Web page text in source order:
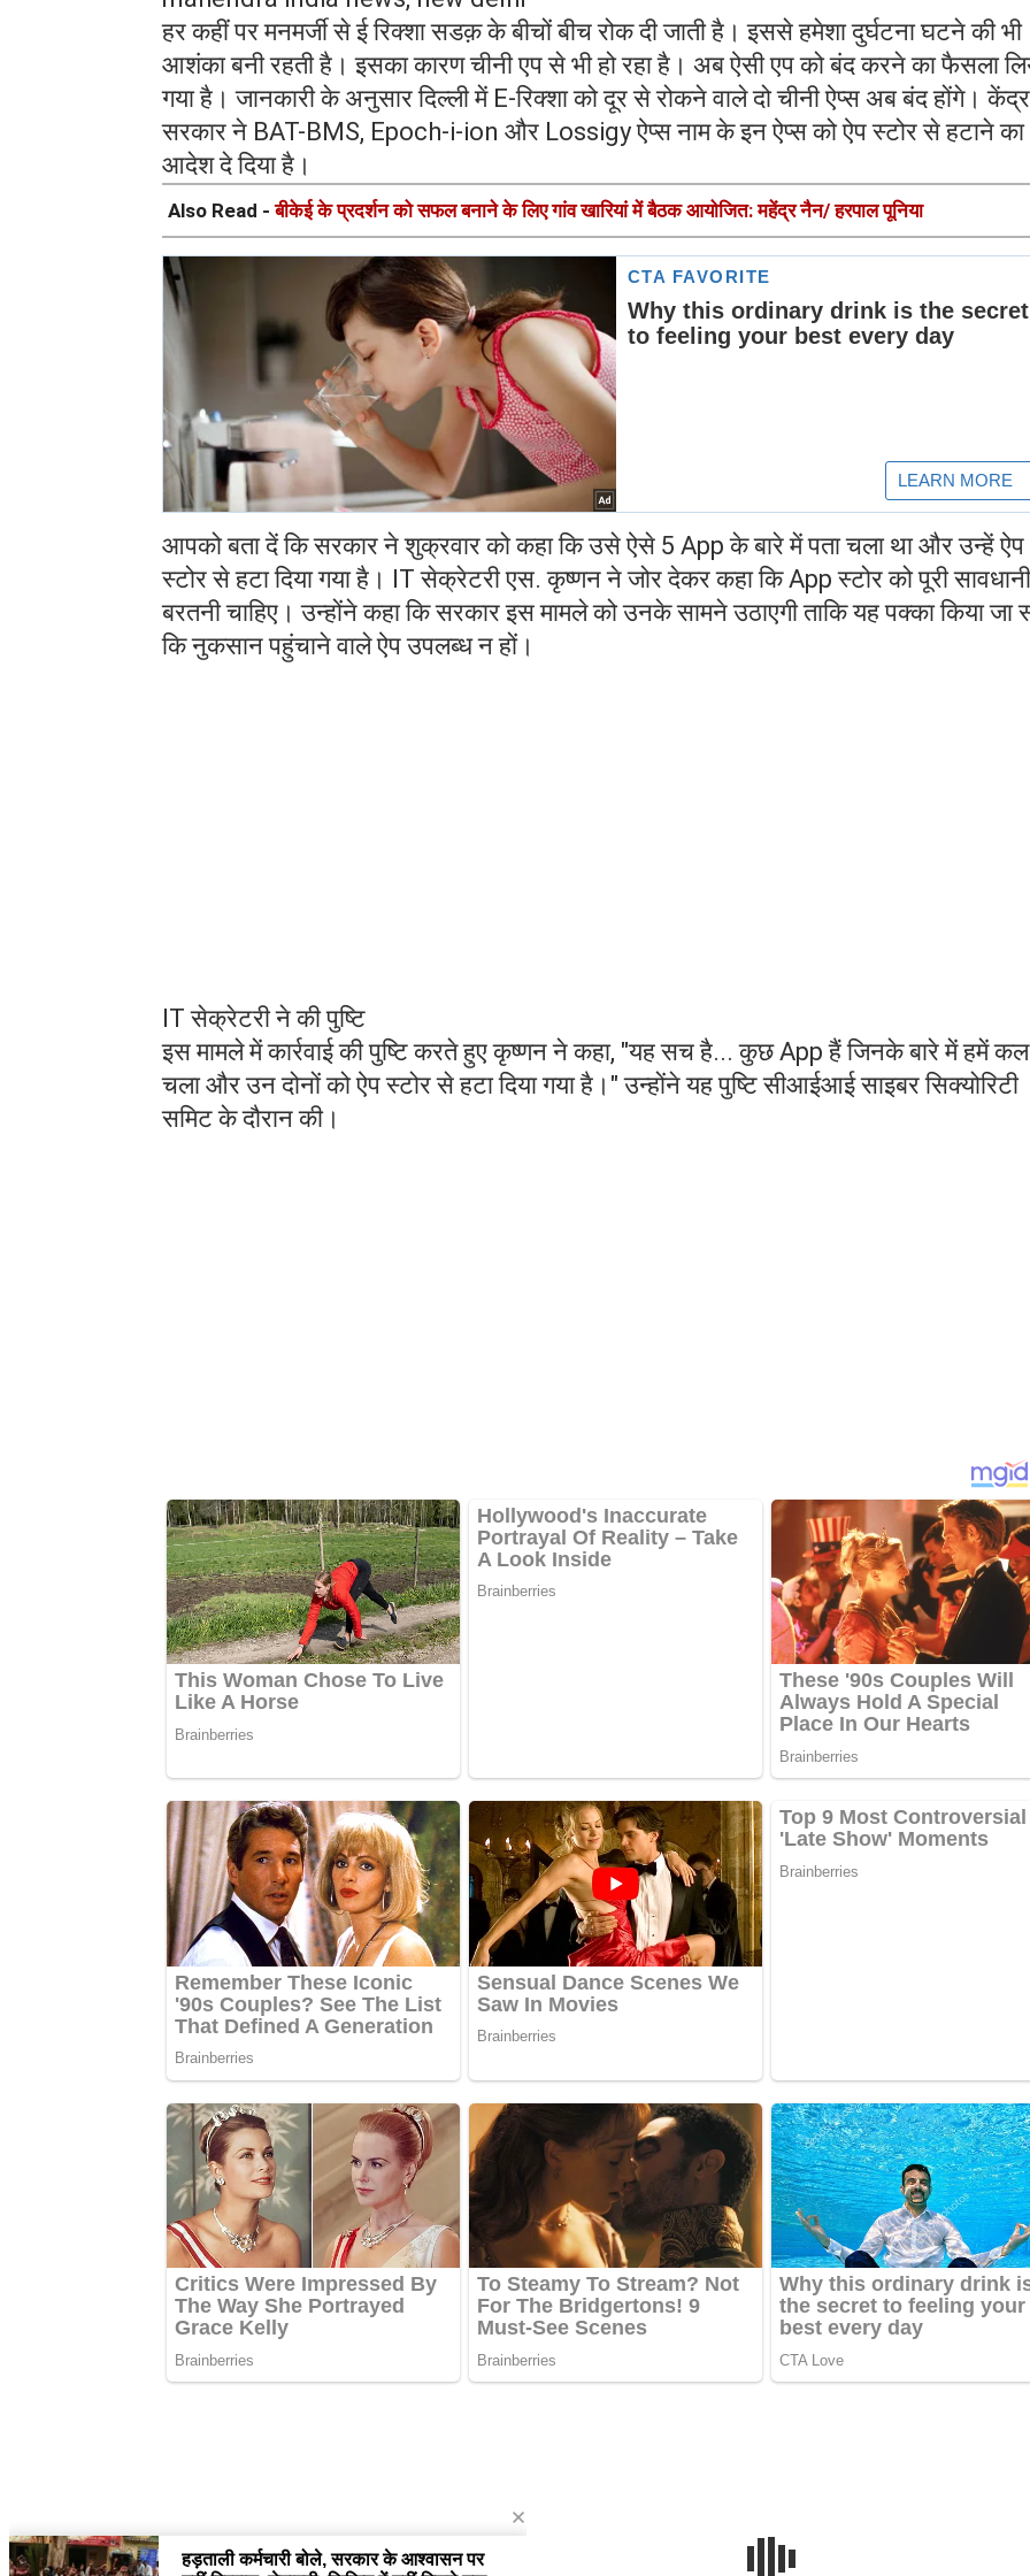
हर कहीं पर मनमर्जी से ई रिक्शा सडक़ के बीचों बीच रोक दी जाती है। इससे हमेशा दुर्घटना घटने की भी
आशंका बनी रहती है। इसका कारण चीनी एप से भी हो रहा है। अब ऐसी एप को बंद करने का फैसला
गया है। जानकारी के अनुसार दिल्ली में E-रिक्शा को दूर से रोकने वाले दो चीनी ऐप्स अब बंद होंगे। केंद्र
सरकार ने BAT-BMS, Epoch-i-ion और Lossigy ऐप्स नाम के इन ऐप्स को ऐप स्टोर से हटाने का
आदेश दे दिया है।
Also Read -बीकेई के प्रदर्शन को सफल बनाने के लिए गांव खारियां में बैठक आयोजित: महेंद्र नैन/ हरपाल पूनिया
आपको बता दें कि सरकार ने शुक्रवार को कहा कि उसे ऐसे 5 App के बारे में पता चला था और उन्हें ऐप
स्टोर से हटा दिया गया है। IT सेक्रेटरी एस. कृष्णन ने जोर देकर कहा कि App स्टोर को पूरी सावधानी
बरतनी चाहिए। उन्होंने कहा कि सरकार इस मामले को उनके सामने उठाएगी ताकि यह पक्का किया जा
कि नुकसान पहुंचाने वाले ऐप उपलब्ध न हों।
IT सेक्रेटरी ने की पुष्टि
इस मामले में कार्रवाई की पुष्टि करते हुए कृष्णन ने कहा, "यह सच है... कुछ App हैं जिनके बारे में हमें कल
चला और उन दोनों को ऐप स्टोर से हटा दिया गया है।" उन्होंने यह पुष्टि सीआईआई साइबर सिक्योरिटी
समिट के दौरान की।